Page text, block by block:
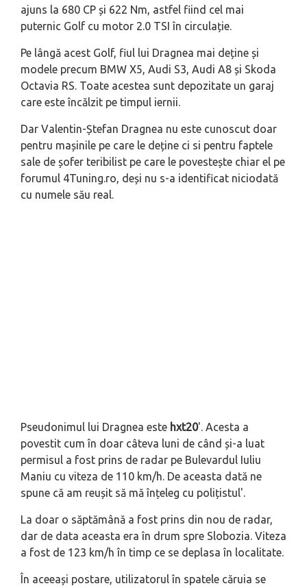
ajuns la 680 CP și 622 Nm, astfel fiind cel mai
puternic Golf cu motor 2.0 TSI în circulație.
Pe lângă acest Golf, fiul lui Dragnea mai deține și
modele precum BMW X5, Audi S3, Audi A8 și Skoda
Octavia RS. Toate acestea sunt depozitate un garaj
care este încălzit pe timpul iernii.
Dar Valentin-Ștefan Dragnea nu este cunoscut doar
pentru mașinile pe care le deține ci si pentru faptele
sale de șofer teribilist pe care le povestește chiar el pe
forumul 4Tuning.ro, deși nu s-a identificat niciodată
cu numele său real.
Pseudonimul lui Dragnea este hxt20'. Acesta a
povestit cum în doar câteva luni de când și-a luat
permisul a fost prins de radar pe Bulevardul Iuliu
Maniu cu viteza de 110 km/h. De aceasta dată ne
spune că am reușit să mă înțeleg cu polițistul'.
La doar o săptămână a fost prins din nou de radar,
dar de data aceasta era în drum spre Slobozia. Viteza
a fost de 123 km/h în timp ce se deplasa în localitate.
În aceeași postare, utilizatorul în spatele căruia se